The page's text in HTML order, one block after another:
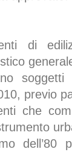
di
soggetti
previo
che
dell’80